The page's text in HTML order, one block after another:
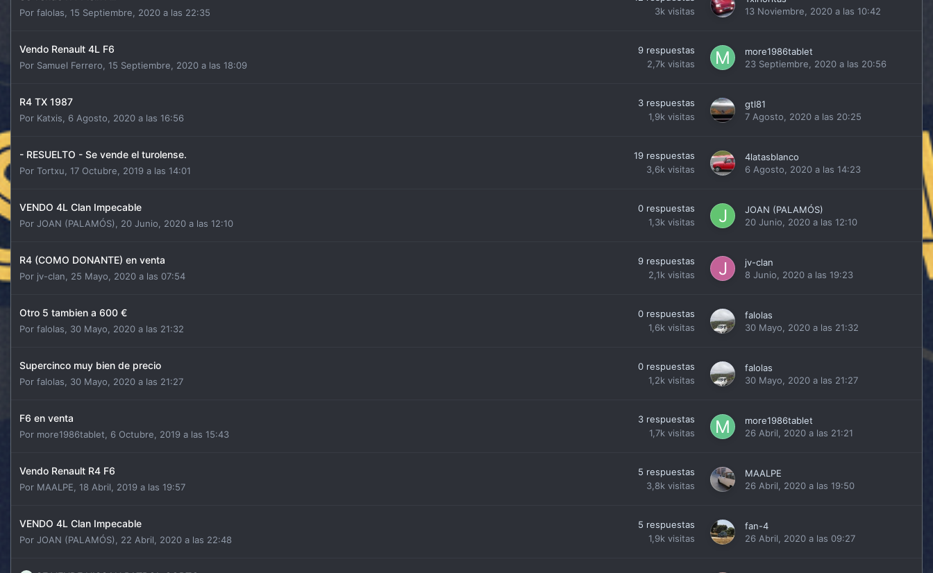
Por falolas 15 Septiembre, 2020 a las 22:35
3k visitas
13 Noviembre, 2020 a las 10:42
Vendo Renault 4L F6
Por Samuel Ferrero 15 Septiembre, 2020 a las 18:09
9 respuestas
2,7k visitas
more1986tablet
23 Septiembre, 2020 a las 20:56
R4 TX 1987
Por Katxis 6 Agosto, 2020 a las 16:56
3 respuestas
1,9k visitas
gtl81
7 Agosto, 2020 a las 20:25
- RESUELTO - Se vende el turolense.
Por Tortxu 17 Octubre, 2019 a las 14:01
19 respuestas
3,6k visitas
4latasblanco
6 Agosto, 2020 a las 14:23
VENDO 4L Clan Impecable
Por JOAN (PALAMÓS) 20 Junio, 2020 a las 12:10
0 respuestas
1,3k visitas
JOAN (PALAMÓS)
20 Junio, 2020 a las 12:10
R4 (COMO DONANTE) en venta
Por jv-clan 25 Mayo, 2020 a las 07:54
9 respuestas
2,1k visitas
jv-clan
8 Junio, 2020 a las 19:23
Otro 5 tambien a 600 €
Por falolas 30 Mayo, 2020 a las 21:32
0 respuestas
1,6k visitas
falolas
30 Mayo, 2020 a las 21:32
Supercinco muy bien de precio
Por falolas 30 Mayo, 2020 a las 21:27
0 respuestas
1,2k visitas
falolas
30 Mayo, 2020 a las 21:27
F6 en venta
Por more1986tablet 6 Octubre, 2019 a las 15:43
3 respuestas
1,7k visitas
more1986tablet
26 Abril, 2020 a las 21:21
Vendo Renault R4 F6
Por MAALPE 18 Abril, 2019 a las 19:57
5 respuestas
3,8k visitas
MAALPE
26 Abril, 2020 a las 19:50
VENDO 4L Clan Impecable
Por JOAN (PALAMÓS) 22 Abril, 2020 a las 22:48
5 respuestas
1,9k visitas
fan-4
26 Abril, 2020 a las 09:27